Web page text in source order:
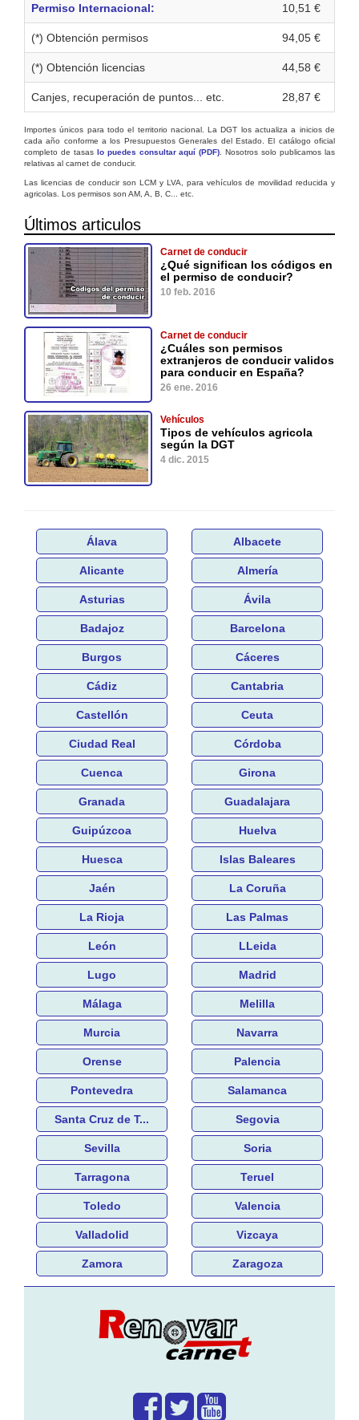
Permiso Internacional: 10,51 €
(*) Obtención permisos 94,05 €
(*) Obtención licencias 44,58 €
Canjes, recuperación de puntos... etc. 28,87 €
Importes únicos para todo el territorio nacional. La DGT los actualiza a inicios de
cada año conforme a los Presupuestos Generales del Estado. El catálogo oficial
completo de tasas lo puedes consultar aquí (PDF) . Nosotros solo publicamos las
relativas al carnet de conducir.
Las licencias de conducir son LCM y LVA, para vehículos de movilidad reducida y
agricolas. Los permisos son AM, A, B, C... etc.
Últimos articulos
Carnet de conducir
¿Qué significan los códigos en
el permiso de conducir?
10 feb. 2016
Carnet de conducir
¿Cuáles son permisos
extranjeros de conducir validos
para conducir en España?
26 ene. 2016
Vehículos
Tipos de vehículos agricola
según la DGT
4 dic. 2015
Álava Albacete
Alicante Almería
Asturias Ávila
Badajoz Barcelona
Burgos Cáceres
Cádiz Cantabria
Castellón Ceuta
Ciudad Real Córdoba
Cuenca Girona
Granada Guadalajara
Guipúzcoa Huelva
Huesca Islas Baleares
Jaén La Coruña
La Rioja Las Palmas
León LLeida
Lugo Madrid
Málaga Melilla
Murcia Navarra
Orense Palencia
Pontevedra Salamanca
Santa Cruz de T... Segovia
Sevilla Soria
Tarragona Teruel
Toledo Valencia
Valladolid Vizcaya
Zamora Zaragoza